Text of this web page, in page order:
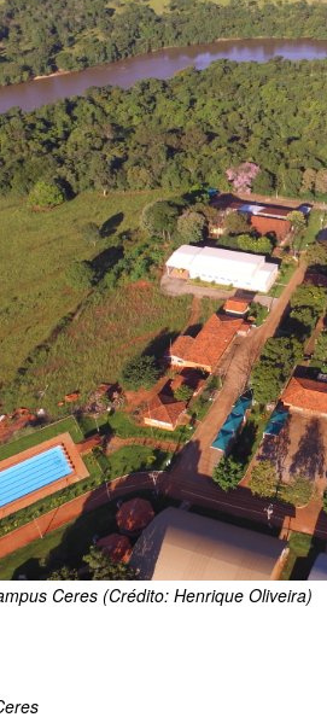
Ceres (Crédito: Henrique Oliveira)